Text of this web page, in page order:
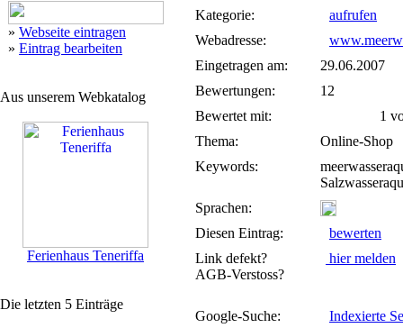
» Webseite eintragen
» Eintrag bearbeiten
Aus unserem Webkatalog
Ferienhaus Teneriffa
Die letzten 5 Einträge
Kategorie:
aufrufen
Webadresse:
Eingetragen am:
29.06.2007
Bewertungen:
12
Bewertet mit:
1
Thema:
Online-Shop
Keywords:
Sprachen:
Diesen Eintrag:
bewerten
Link defekt?
AGB-Verstoss?
hier melden
Google-Suche: Indexierte